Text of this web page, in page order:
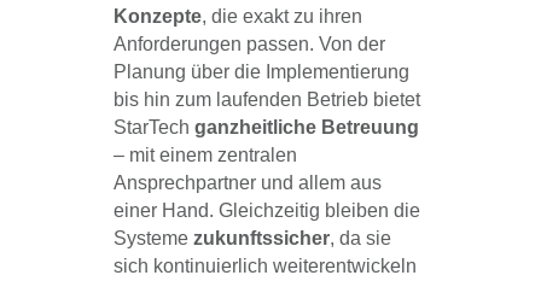
Konzepte, die exakt zu ihren
Anforderungen passen. Von der
Planung über die Implementierung
bis hin zum laufenden Betrieb bietet
StarTech ganzheitliche Betreuung
– mit einem zentralen
Ansprechpartner und allem aus
einer Hand. Gleichzeitig bleiben die
Systeme zukunftssicher, da sie
sich kontinuierlich weiterentwickeln